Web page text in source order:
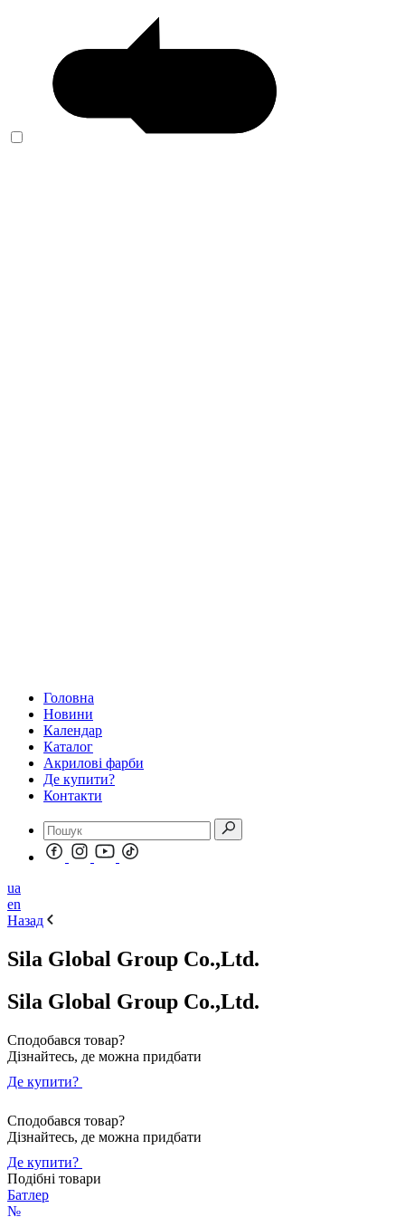
Головна
Новини
Календар
Каталог
Акрилові фарби
Де купити?
Контакти
ua
en
Назад
Sila Global Group Co.,Ltd.
Sila Global Group Co.,Ltd.
Сподобався товар?
Дізнайтесь, де можна придбати
Де купити?
Сподобався товар?
Дізнайтесь, де можна придбати
Де купити?
Подібні товари
Батлер
№